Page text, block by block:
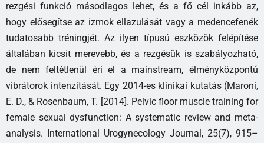
rezgési funkció másodlagos lehet, és a fő cél inkább az,
hogy elősegítse az izmok ellazulását vagy a medencefenék
tudatosabb tréningjét. Az ilyen típusú eszközök felépítése
általában kicsit merevebb, és a rezgésük is szabályozható,
de nem feltétlenül éri el a mainstream, élményközpontú
vibrátorok intenzitását. Egy 2014-es klinikai kutatás (Maroni,
E. D., & Rosenbaum, T. [2014]. Pelvic floor muscle training for
female sexual dysfunction: A systematic review and meta-
analysis. International Urogynecology Journal, 25(7), 915–